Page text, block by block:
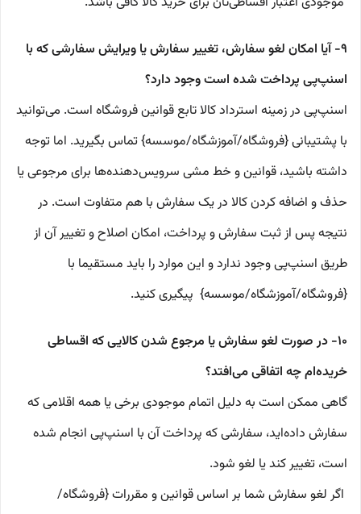
۹- آیا امکان لغو سفارش، تغییر سفارش یا ویرایش سفارشی که با
اسنپ‌پی پرداخت شده است وجود دارد؟
اسنپ‌پی در زمینه استرداد کالا تابع قوانین فروشگاه است. می‌توانید
با پشتیبانی {فروشگاه/آموزشگاه/موسسه} تماس بگیرید. اما توجه
داشته باشید، قوانین و خط‌ مشی سرویس‌دهنده‌ها برای مرجوعی یا
حذف و اضافه کردن کالا در یک سفارش با هم متفاوت است. در
نتیجه پس از ثبت سفارش و پرداخت، امکان اصلاح و تغییر آن از
طریق‌ اسنپ‌پی وجود ندارد و این موارد را باید مستقیما با
{فروشگاه/آموزشگاه/موسسه} پیگیری کنید.
۱۰- در صورت لغو سفارش یا مرجوع شدن کالایی که اقساطی
خریده‌ام چه اتفاقی می‌افتد؟
گاهی ممکن است به دلیل اتمام موجودی برخی یا همه اقلامی که
سفارش داده‌اید، سفارشی که پرداخت آن با اسنپ‌پی انجام شده
است، تغییر کند یا لغو شود.
اگر لغو سفارش شما بر اساس قوانین و مقررات {فروشگاه/